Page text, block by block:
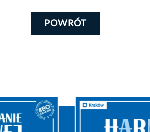
POWRÓT